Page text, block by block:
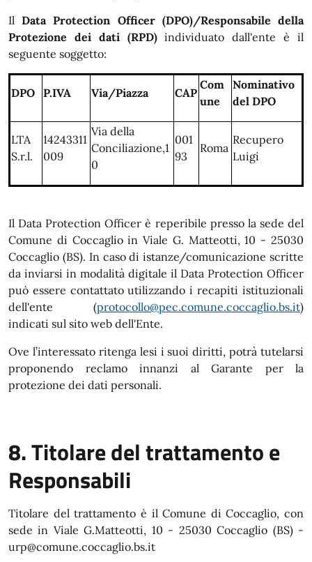
IlData Protection Officer (DPO)/Responsabile della
Protezione dei dati (RPD)individuato dall'ente è il
seguente soggetto:
DPO P.IVA Via/Piazza CAP
Com
une
Nominativo
del DPO
LTA
S.r.l.
14243311
009
Via della
Conciliazione,1
0
001
93
Roma
Recupero
Luigi
Il Data Protection Officer è reperibile presso la sede del
Comune di Coccaglio in Viale G. Matteotti, 10 - 25030
Coccaglio (BS). In caso di istanze/comunicazione scritte
da inviarsi in modalità digitale il Data Protection Officer
può essere contattato utilizzando i recapiti istituzionali
dell'ente (protocollo@pec.comune.coccaglio.bs.it)
indicati sul sito web dell'Ente.
Ove l’interessato ritenga lesi i suoi diritti, potrà tutelarsi
proponendo reclamo innanzi al Garante per la
protezione dei dati personali.
8. Titolare del trattamento e
Responsabili
Titolare del trattamento è il Comune di Coccaglio, con
sede in Viale G.Matteotti, 10 - 25030 Coccaglio (BS) -
urp@comune.coccaglio.bs.it